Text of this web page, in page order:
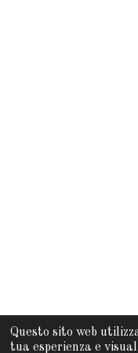
Questo sito web
tua esperienza e